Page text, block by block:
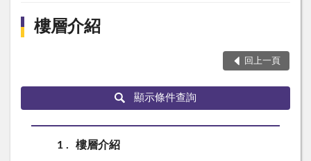
樓層介紹
回上一頁
顯示條件查詢
1 樓層介紹